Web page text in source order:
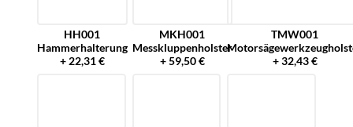
HH001
Hammerhalterung
+ 22,31 €
MKH001
Messkluppenholster
+ 59,50 €
TMW001
+ 32,43 €